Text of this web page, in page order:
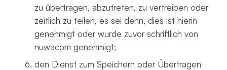
zu übertragen, abzutreten, zu vertreiben oder
zeitlich zu teilen, es sei denn, dies ist hierin
genehmigt oder wurde zuvor schriftlich von
nuwacom genehmigt;
den Dienst zum Speichern oder Übertragen